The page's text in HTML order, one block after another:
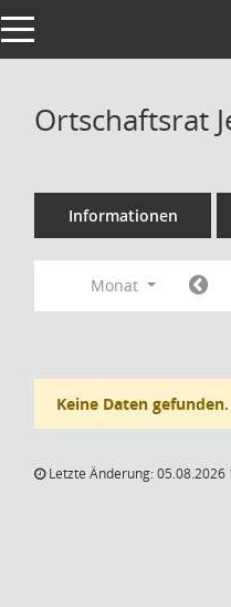
Toggle navigation
Ortschaftsrat
Informationen
Monat
Keine Daten gefunden.
Letzte Änderung: 05.08.2026